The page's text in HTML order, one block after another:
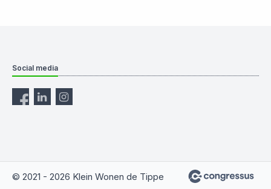
Social media
© 2021 - 2026 Klein Wonen de Tippe